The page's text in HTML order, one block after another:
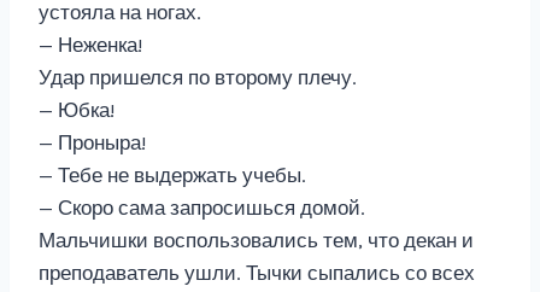
устояла на ногах.
— Неженка!
Удар пришелся по второму плечу.
— Юбка!
— Проныра!
— Тебе не выдержать учебы.
— Скоро сама запросишься домой.
Мальчишки воспользовались тем, что декан и
преподаватель ушли. Тычки сыпались со всех